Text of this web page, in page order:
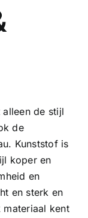
de stijl
de
Kunststof is
koper en
en
en sterk en
materiaal kent